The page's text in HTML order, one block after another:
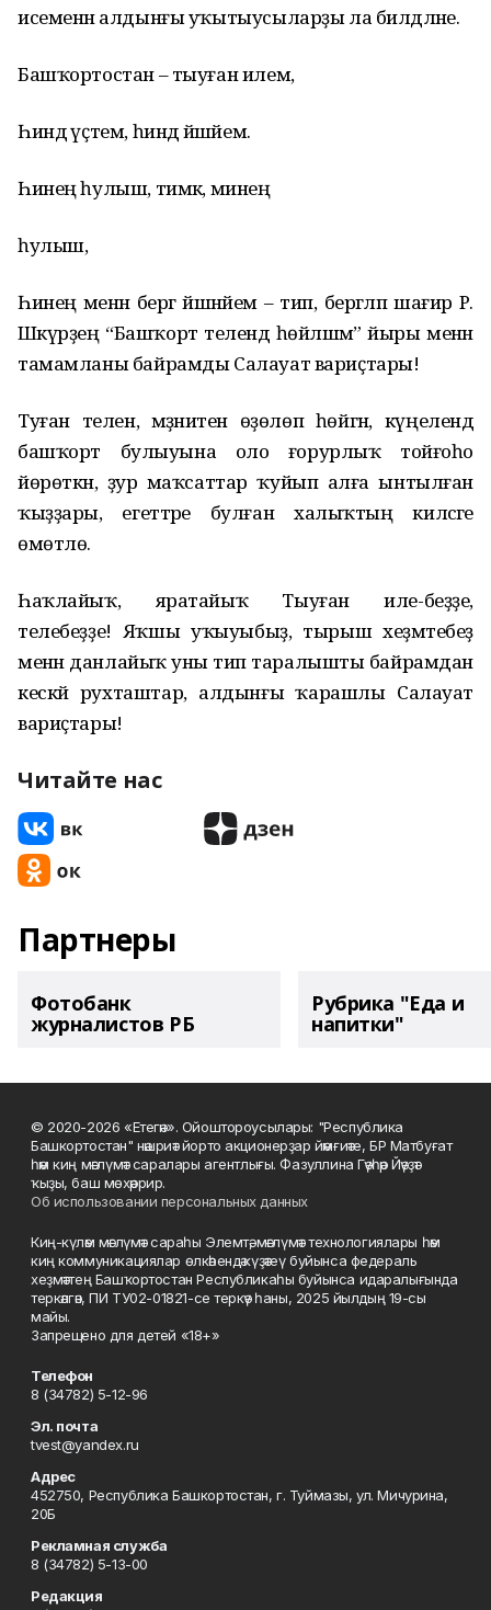
исеменән алдынғы уҡытыусыларҙы ла билдәләне.
Башҡортостан – тыуған илем,
Һиндә үҫтем, һиндә йәшәйем.
Һинең һулыш, тимәк, минең
һулыш,
Һинең менән бергә йәшнәйем – тип, бергәләп шағир Р.
Шәкүрҙең “Башҡорт телендә һөйләшәм” йыры менән
тамамланы байрамды Салауат вариҫтары!
Туған телен, мәҙәниәтен өҙөлөп һөйгән, күңелендә
башҡорт булыуына оло ғорурлыҡ тойғоһо
йөрөткән, ҙур маҡсаттар ҡуйып алға ынтылған
ҡыҙҙары, егеттәре булған халыҡтың киләсәге
өмөтлө.
Һаҡлайыҡ, яратайыҡ Тыуған иле-беҙҙе,
телебеҙҙе! Яҡшы уҡыуыбыҙ, тырыш хеҙмәтебеҙ
менән данлайыҡ уны тип таралышты байрамдан
кескәй рухташтар, алдынғы ҡарашлы Салауат
вариҫтары!
Читайте нас
Партнеры
Фотобанк
журналистов РБ
Рубрика "Еда и
напитки"
© 2020-2026 «Етегән». Ойоштороусылары: "Республика
Башкортостан" нәшриәт йорто акционерҙар йәмғиәте, БР Матбуғат
һәм киң мәғлүмәт саралары агентлығы. Фазуллина Гәүһәр Йәүҙәт
ҡыҙы, баш мөхәррир.
Об использовании персональных данных
Киң-күләм мәғлүмәт сараһы Элемтә, мәғлүмәт технологиялары һәм
киң коммуникациялар өлкәһендә күҙәтеү буйынса федераль
хеҙмәттең Башҡортостан Республикаһы буйынса идаралығында
теркәлгән, ПИ ТУ02-01821-се теркәү һаны, 2025 йылдың 19-сы
майы.
Запрещено для детей «18+»
Телефон
8 (34782) 5-12-96
Эл. почта
tvest@yandex.ru
Адрес
452750, Республика Башкортостан, г. Туймазы, ул. Мичурина,
20Б
Рекламная служба
8 (34782) 5-13-00
Редакция